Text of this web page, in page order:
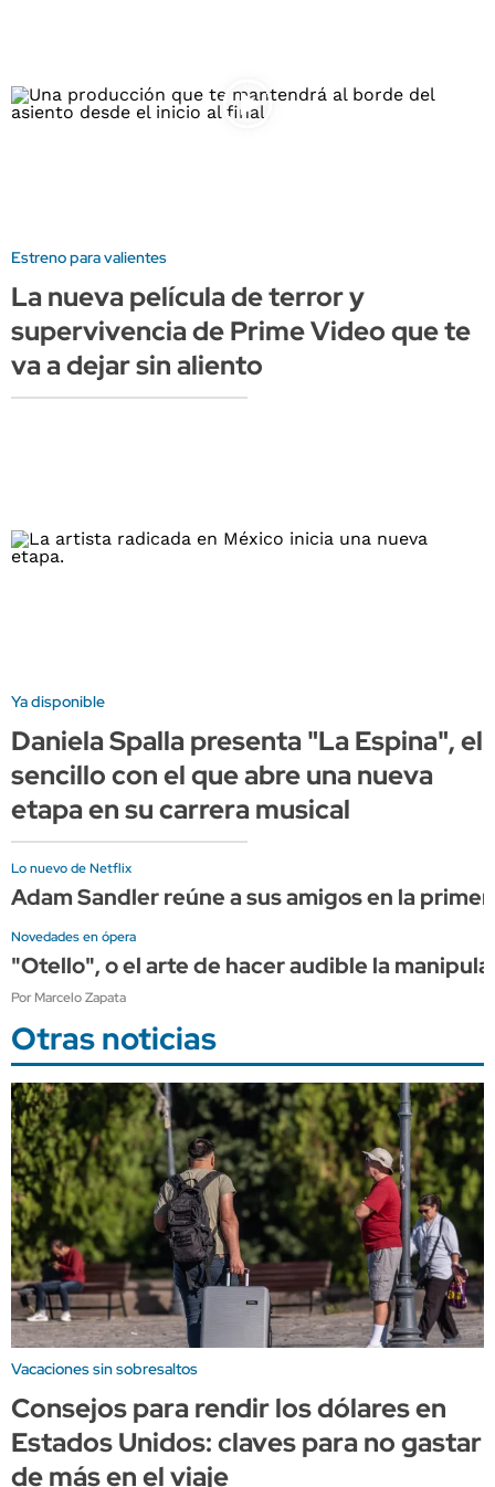
Estreno para valientes
La nueva película de terror y
supervivencia de Prime Video que te
va a dejar sin aliento
Ya disponible
Daniela Spalla presenta "La Espina", el
sencillo con el que abre una nueva
etapa en su carrera musical
Lo nuevo de Netflix
Adam Sandler reúne a sus amigos en la
Novedades en ópera
"Otello", o el arte de hacer audible la
Por Marcelo Zapata
Otras noticias
Vacaciones sin sobresaltos
Consejos para rendir los dólares en
Estados Unidos: claves para no gastar
de más en el viaje